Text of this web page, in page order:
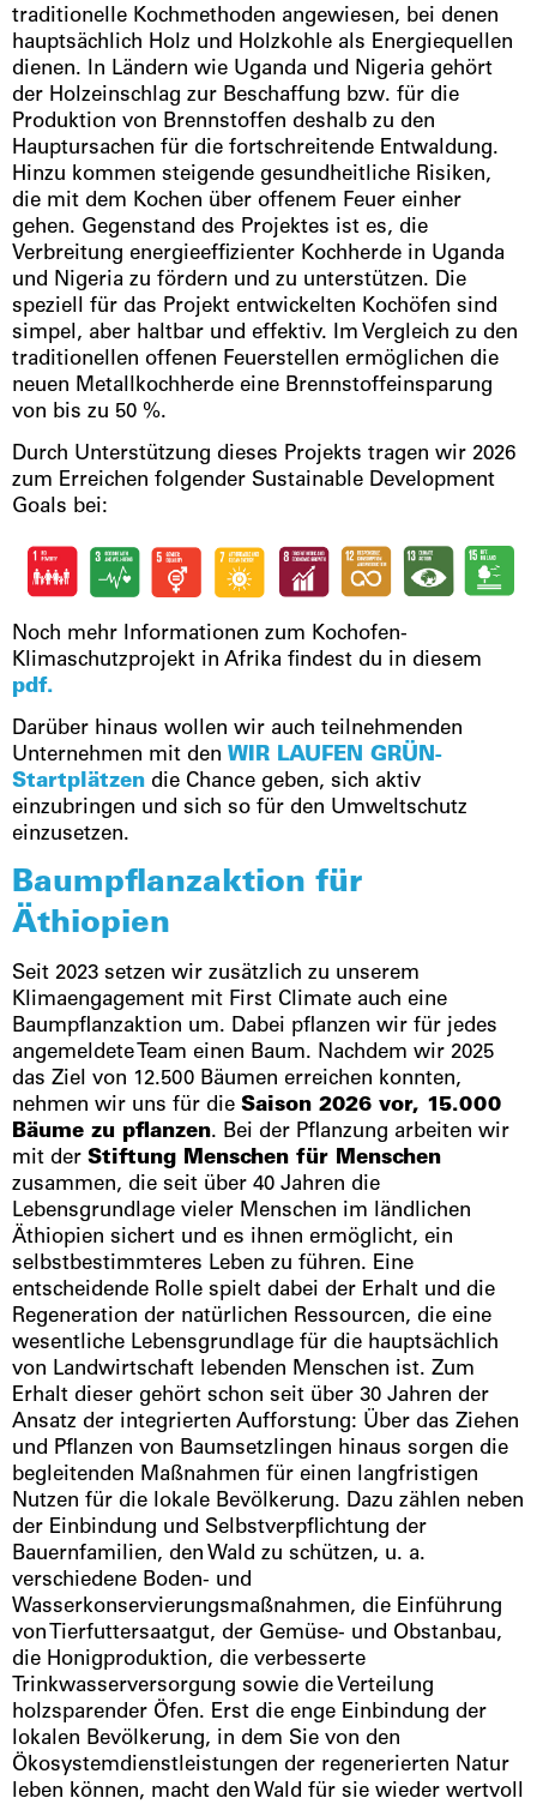
traditionelle Kochmethoden angewiesen, bei denen
hauptsächlich Holz und Holzkohle als Energiequellen
dienen. In Ländern wie Uganda und Nigeria gehört
der Holzeinschlag zur Beschaffung bzw. für die
Produktion von Brennstoffen deshalb zu den
Hauptursachen für die fortschreitende Entwaldung.
Hinzu kommen steigende gesundheitliche Risiken,
die mit dem Kochen über offenem Feuer einher
gehen. Gegenstand des Projektes ist es, die
Verbreitung energieeffizienter Kochherde in Uganda
und Nigeria zu fördern und zu unterstützen. Die
speziell für das Projekt entwickelten Kochöfen sind
simpel, aber haltbar und effektiv. Im Vergleich zu den
traditionellen offenen Feuerstellen ermöglichen die
neuen Metallkochherde eine Brennstoffeinsparung
von bis zu 50 %.
Durch Unterstützung dieses Projekts tragen wir 2026
zum Erreichen folgender Sustainable Development
Goals bei:
Noch mehr Informationen zum Kochofen-
Klimaschutzprojekt in Afrika findest du in diesem
pdf.
Darüber hinaus wollen wir auch teilnehmenden
Unternehmen mit den WIR LAUFEN GRÜN-
Startplätzen die Chance geben, sich aktiv
einzubringen und sich so für den Umweltschutz
einzusetzen.
Baumpflanzaktion für
Äthiopien
Seit 2023 setzen wir zusätzlich zu unserem
Klimaengagement mit First Climate auch eine
Baumpflanzaktion um. Dabei pflanzen wir für jedes
angemeldete Team einen Baum. Nachdem wir 2025
das Ziel von 12.500 Bäumen erreichen konnten,
nehmen wir uns für die Saison 2026 vor, 15.000
Bäume zu pflanzen. Bei der Pflanzung arbeiten wir
mit der Stiftung Menschen für Menschen
zusammen, die seit über 40 Jahren die
Lebensgrundlage vieler Menschen im ländlichen
Äthiopien sichert und es ihnen ermöglicht, ein
selbstbestimmteres Leben zu führen. Eine
entscheidende Rolle spielt dabei der Erhalt und die
Regeneration der natürlichen Ressourcen, die eine
wesentliche Lebensgrundlage für die hauptsächlich
von Landwirtschaft lebenden Menschen ist. Zum
Erhalt dieser gehört schon seit über 30 Jahren der
Ansatz der integrierten Aufforstung: Über das Ziehen
und Pflanzen von Baumsetzlingen hinaus sorgen die
begleitenden Maßnahmen für einen langfristigen
Nutzen für die lokale Bevölkerung. Dazu zählen neben
der Einbindung und Selbstverpflichtung der
Bauernfamilien, den Wald zu schützen, u. a.
verschiedene Boden- und
Wasserkonservierungsmaßnahmen, die Einführung
von Tierfuttersaatgut, der Gemüse- und Obstanbau,
die Honigproduktion, die verbesserte
Trinkwasserversorgung sowie die Verteilung
holzsparender Öfen. Erst die enge Einbindung der
lokalen Bevölkerung, in dem Sie von den
Ökosystemdienstleistungen der regenerierten Natur
leben können, macht den Wald für sie wieder wertvoll